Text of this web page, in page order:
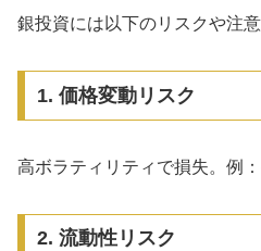
銀投資には以下のリスクや注意
1. 価格変動リスク
高ボラティリティで損失。例：
2. 流動性リスク